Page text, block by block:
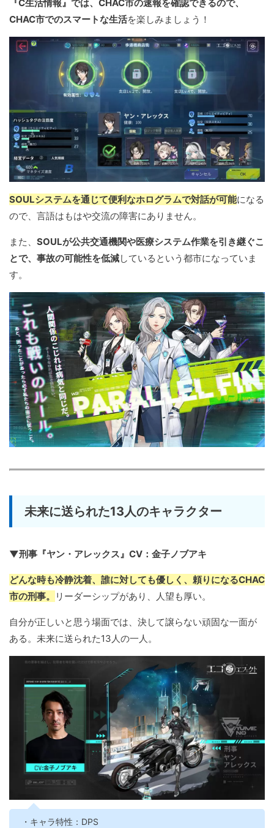
『C生活情報』では、CHAC市の速報を確認できるので、
CHAC市でのスマートな生活を楽しみましょう！
SOULシステムを通じて便利なホログラムで対話が可能になる
ので、言語はもはや交流の障害にありません。
また、 SOULが公共交通機関や医療システム作業を引き継ぐこ
とで、事故の可能性を低減しているという都市になっていま
す。
未来に送られた13人のキャラクター
▼刑事『ヤン・アレックス』CV：金子ノブアキ
どんな時も冷静沈着、誰に対しても優しく、頼りになるCHAC
市の刑事。
リーダーシップがあり、人望も厚い。
自分が正しいと思う場面では、決して譲らない頑固な一面が
ある。未来に送られた13人の一人。
・キャラ特性：DPS